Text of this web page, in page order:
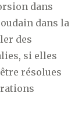
dans
dans la
des
si elles
résolues